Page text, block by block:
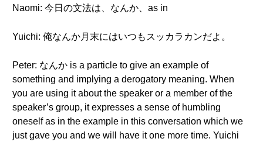
Naomi: 今日の文法は、なんか、as in
Yuichi: 俺なんか月末にはいつもスッカラカンだよ。
Peter: なんか is a particle to give an example of
something and implying a derogatory meaning. When
you are using it about the speaker or a member of the
speaker’s group, it expresses a sense of humbling
oneself as in the example in this conversation which we
just gave you and we will have it one more time. Yuichi